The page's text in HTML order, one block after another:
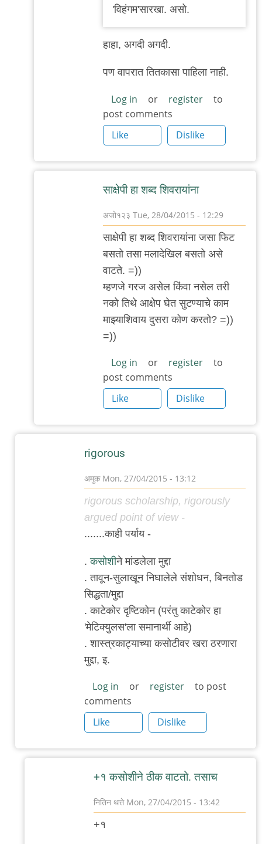
'विहंगम'सारखा. असो.
हाहा, अगदी अगदी.
पण वापरात तितकासा पाहिला नाही.
Log in or register
to
post comments
Like
Dislike
साक्षेपी हा शब्द शिवरायांना
अजो१२३ Tue, 28/04/2015 - 12:29
In
reply
by
बाजू
साक्षेपी हा शब्द शिवरायांना जसा फिट
बसतो तसा मलादेखिल बसतो असे
वाटते. =))
म्हणजे गरज असेल किंवा नसेल तरी
नको तिथे आक्षेप घेत सुटण्याचे काम
माझ्याशिवाय दुसरा कोण करतो? =))
=))
Log in or register
to
post comments
Like
Dislike
rigorous
अमुकMon, 27/04/2015 - 13:12
In
reply
धागा,
नया
लव्ज़:
rigorous
by
रोचना
rigorous scholarship, rigorously
argued point of view -
.......काही पर्याय -
.कसोशीने मांडलेला मुद्दा
. तावून-सुलाखून निघालेले संशोधन, बिनतोड
सिद्धता/मुद्दा
. काटेकोर दृष्टिकोन (परंतु काटेकोर हा
'मेटिक्युलस'ला समानार्थी आहे)
. शास्त्रकाट्याच्या कसोटीवर खरा ठरणारा
मुद्दा, इ.
Log in or register
to post
comments
Like
Dislike
+१ कसोशीने ठीक वाटतो. तसाच
नितिन थत्तेMon, 27/04/2015 - 13:42
+१